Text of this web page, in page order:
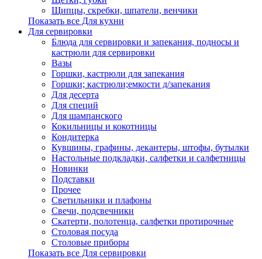
Щипцы, скребки, шпатели, венчики
Показать все Для кухни
Для сервировки
Блюда для сервировки и запекания, подносы и
кастрюли для сервировки
Вазы
Горшки, кастрюли для запекания
Горшки; кастрюли;емкости д/запекания
Для десерта
Для специй
Для шампанского
Кокильницы и кокотницы
Кондитерка
Кувшины, графины, декантеры, штофы, бутылки
Настольные подкладки, салфетки и салфетницы
Новинки
Подставки
Прочее
Светильники и плафоны
Свечи, подсвечники
Скатерти, полотенца, салфетки протирочные
Столовая посуда
Столовые приборы
Показать все Для сервировки